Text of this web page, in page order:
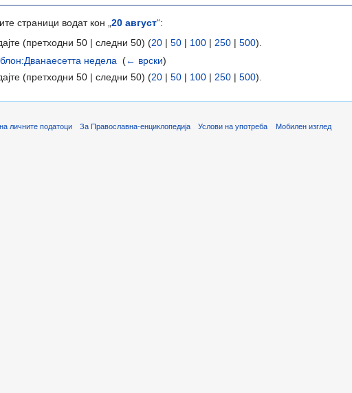
страници водат кон „20 август“:
(претходни 50 | следни 50) (20 | 50 | 100 | 250 | 500).
недела ‎(← врски)
(претходни 50 | следни 50) (20 | 50 | 100 | 250 | 500).
личните податоци За Православна-енциклопедија Услови на употреба Мобилен изглед